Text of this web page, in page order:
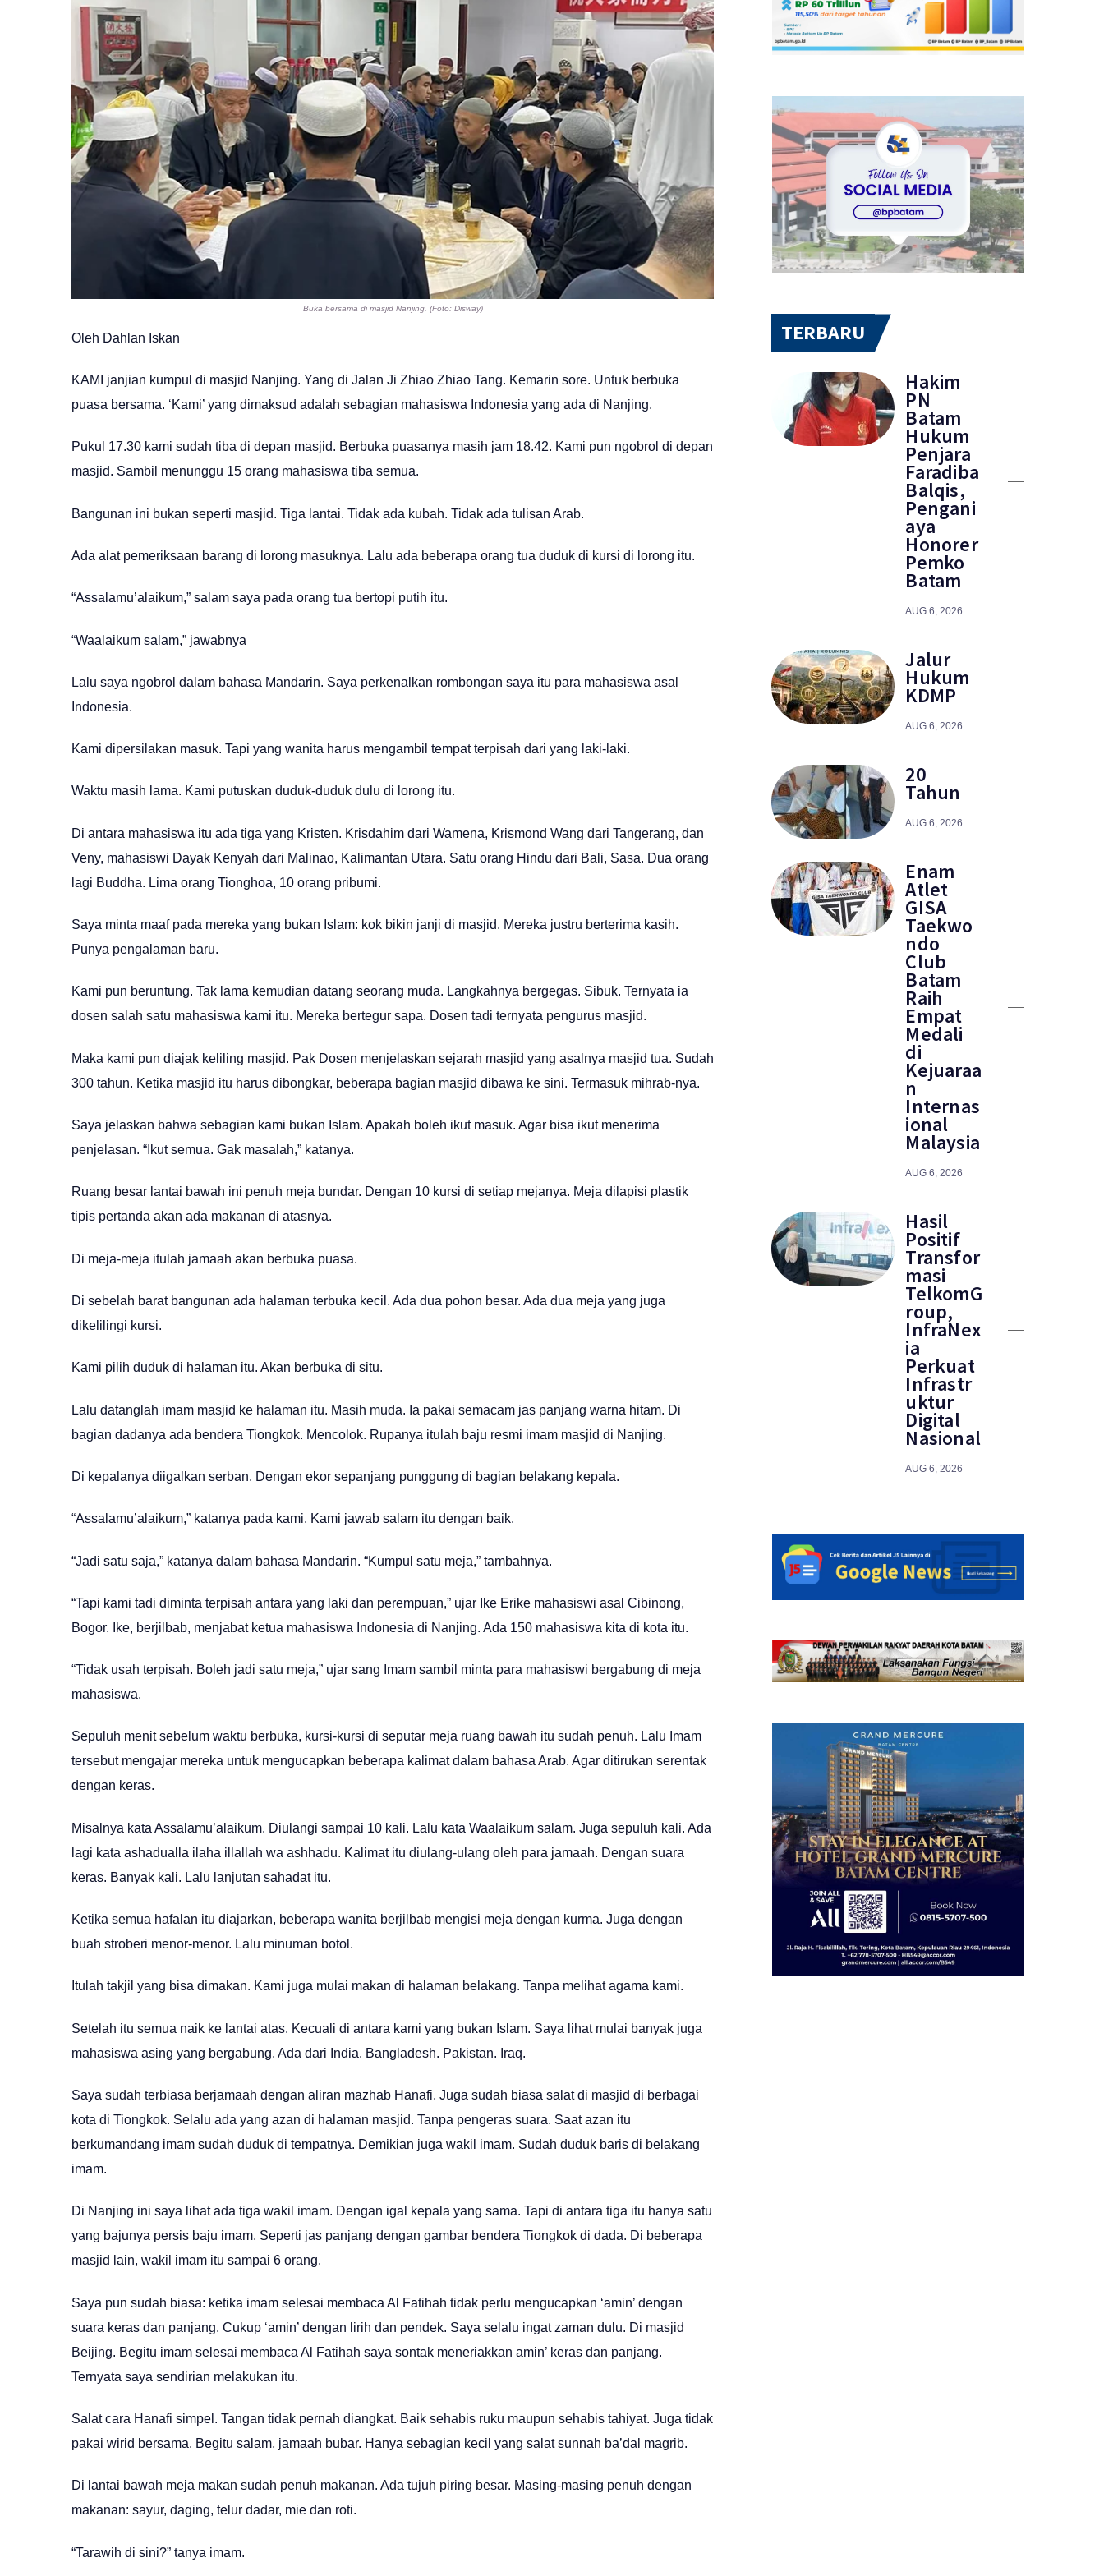
Buka bersama di masjid Nanjing. (Foto: Disway)
Oleh Dahlan Iskan
KAMI janjian kumpul di masjid Nanjing. Yang di Jalan Ji Zhiao Zhiao Tang. Kemarin sore. Untuk berbuka
puasa bersama. ‘Kami’ yang dimaksud adalah sebagian mahasiswa Indonesia yang ada di Nanjing.
Pukul 17.30 kami sudah tiba di depan masjid. Berbuka puasanya masih jam 18.42. Kami pun ngobrol di depan
masjid. Sambil menunggu 15 orang mahasiswa tiba semua.
Bangunan ini bukan seperti masjid. Tiga lantai. Tidak ada kubah. Tidak ada tulisan Arab.
Ada alat pemeriksaan barang di lorong masuknya. Lalu ada beberapa orang tua duduk di kursi di lorong itu.
“Assalamu’alaikum,” salam saya pada orang tua bertopi putih itu.
“Waalaikum salam,” jawabnya
Lalu saya ngobrol dalam bahasa Mandarin. Saya perkenalkan rombongan saya itu para mahasiswa asal
Indonesia.
Kami dipersilakan masuk. Tapi yang wanita harus mengambil tempat terpisah dari yang laki-laki.
Waktu masih lama. Kami putuskan duduk-duduk dulu di lorong itu.
Di antara mahasiswa itu ada tiga yang Kristen. Krisdahim dari Wamena, Krismond Wang dari Tangerang, dan
Veny, mahasiswi Dayak Kenyah dari Malinao, Kalimantan Utara. Satu orang Hindu dari Bali, Sasa. Dua orang
lagi Buddha. Lima orang Tionghoa, 10 orang pribumi.
Saya minta maaf pada mereka yang bukan Islam: kok bikin janji di masjid. Mereka justru berterima kasih.
Punya pengalaman baru.
Kami pun beruntung. Tak lama kemudian datang seorang muda. Langkahnya bergegas. Sibuk. Ternyata ia
dosen salah satu mahasiswa kami itu. Mereka bertegur sapa. Dosen tadi ternyata pengurus masjid.
Maka kami pun diajak keliling masjid. Pak Dosen menjelaskan sejarah masjid yang asalnya masjid tua. Sudah
300 tahun. Ketika masjid itu harus dibongkar, beberapa bagian masjid dibawa ke sini. Termasuk mihrab-nya.
Saya jelaskan bahwa sebagian kami bukan Islam. Apakah boleh ikut masuk. Agar bisa ikut menerima
penjelasan. “Ikut semua. Gak masalah,” katanya.
Ruang besar lantai bawah ini penuh meja bundar. Dengan 10 kursi di setiap mejanya. Meja dilapisi plastik
tipis pertanda akan ada makanan di atasnya.
Di meja-meja itulah jamaah akan berbuka puasa.
Di sebelah barat bangunan ada halaman terbuka kecil. Ada dua pohon besar. Ada dua meja yang juga
dikelilingi kursi.
Kami pilih duduk di halaman itu. Akan berbuka di situ.
Lalu datanglah imam masjid ke halaman itu. Masih muda. Ia pakai semacam jas panjang warna hitam. Di
bagian dadanya ada bendera Tiongkok. Mencolok. Rupanya itulah baju resmi imam masjid di Nanjing.
Di kepalanya diigalkan serban. Dengan ekor sepanjang punggung di bagian belakang kepala.
“Assalamu’alaikum,” katanya pada kami. Kami jawab salam itu dengan baik.
“Jadi satu saja,” katanya dalam bahasa Mandarin. “Kumpul satu meja,” tambahnya.
“Tapi kami tadi diminta terpisah antara yang laki dan perempuan,” ujar Ike Erike mahasiswi asal Cibinong,
Bogor. Ike, berjilbab, menjabat ketua mahasiswa Indonesia di Nanjing. Ada 150 mahasiswa kita di kota itu.
“Tidak usah terpisah. Boleh jadi satu meja,” ujar sang Imam sambil minta para mahasiswi bergabung di meja
mahasiswa.
Sepuluh menit sebelum waktu berbuka, kursi-kursi di seputar meja ruang bawah itu sudah penuh. Lalu Imam
tersebut mengajar mereka untuk mengucapkan beberapa kalimat dalam bahasa Arab. Agar ditirukan serentak
dengan keras.
Misalnya kata Assalamu’alaikum. Diulangi sampai 10 kali. Lalu kata Waalaikum salam. Juga sepuluh kali. Ada
lagi kata ashadualla ilaha illallah wa ashhadu. Kalimat itu diulang-ulang oleh para jamaah. Dengan suara
keras. Banyak kali. Lalu lanjutan sahadat itu.
Ketika semua hafalan itu diajarkan, beberapa wanita berjilbab mengisi meja dengan kurma. Juga dengan
buah stroberi menor-menor. Lalu minuman botol.
Itulah takjil yang bisa dimakan. Kami juga mulai makan di halaman belakang. Tanpa melihat agama kami.
Setelah itu semua naik ke lantai atas. Kecuali di antara kami yang bukan Islam. Saya lihat mulai banyak juga
mahasiswa asing yang bergabung. Ada dari India. Bangladesh. Pakistan. Iraq.
Saya sudah terbiasa berjamaah dengan aliran mazhab Hanafi. Juga sudah biasa salat di masjid di berbagai
kota di Tiongkok. Selalu ada yang azan di halaman masjid. Tanpa pengeras suara. Saat azan itu
berkumandang imam sudah duduk di tempatnya. Demikian juga wakil imam. Sudah duduk baris di belakang
imam.
Di Nanjing ini saya lihat ada tiga wakil imam. Dengan igal kepala yang sama. Tapi di antara tiga itu hanya satu
yang bajunya persis baju imam. Seperti jas panjang dengan gambar bendera Tiongkok di dada. Di beberapa
masjid lain, wakil imam itu sampai 6 orang.
Saya pun sudah biasa: ketika imam selesai membaca Al Fatihah tidak perlu mengucapkan ‘amin’ dengan
suara keras dan panjang. Cukup ‘amin’ dengan lirih dan pendek. Saya selalu ingat zaman dulu. Di masjid
Beijing. Begitu imam selesai membaca Al Fatihah saya sontak meneriakkan amin’ keras dan panjang.
Ternyata saya sendirian melakukan itu.
Salat cara Hanafi simpel. Tangan tidak pernah diangkat. Baik sehabis ruku maupun sehabis tahiyat. Juga tidak
pakai wirid bersama. Begitu salam, jamaah bubar. Hanya sebagian kecil yang salat sunnah ba’dal magrib.
Di lantai bawah meja makan sudah penuh makanan. Ada tujuh piring besar. Masing-masing penuh dengan
makanan: sayur, daging, telur dadar, mie dan roti.
“Tarawih di sini?” tanya imam.
TERBARU
Hakim
PN
Batam
Hukum
Penjara
Faradiba
Balqis,
Pengani
aya
Honorer
Pemko
Batam
AUG 6, 2026
Jalur
Hukum
KDMP
AUG 6, 2026
20
Tahun
AUG 6, 2026
Enam
Atlet
GISA
Taekwo
ndo
Club
Batam
Raih
Empat
Medali
di
Kejuaraa
n
Internas
ional
Malaysia
AUG 6, 2026
Hasil
Positif
Transfor
masi
TelkomG
roup,
InfraNex
ia
Perkuat
Infrastr
uktur
Digital
Nasional
AUG 6, 2026